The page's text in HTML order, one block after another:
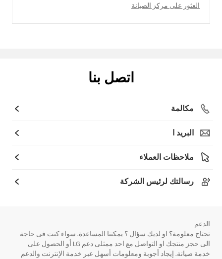
العثور على مركز الصيانة
اتصل بنا
مكالمة
البريد ا
ملاحظات العملاء
رسالتك لرئيس الشركة
الدعم
تحتاج معلومة؟ او لديك سؤال ؟ يمكننا المساعدة. سواء كنت فى حاجة
الى حجز منتجك او التواصل مع احد ممثلى دعم LG أو الحصول على
خدمة صيانة. إيجاد أجوبة ومعلومات أسهل عبر خدمة الإنترنت والدعم